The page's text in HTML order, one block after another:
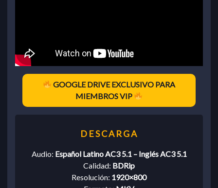
GOOGLE DRIVE EXCLUSIVO PARA
MIEMBROS VIP
Audio: Español Latino AC3 5.1 – Inglés AC3 5.1
Calidad: BDRip
Resolución: 1920×800